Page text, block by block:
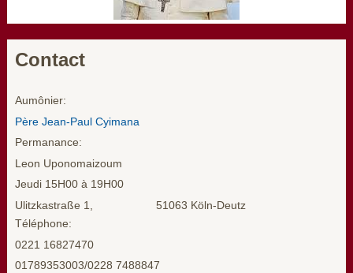
Contact
Aumônier:
Père Jean-Paul Cyimana
Permanance:
Leon Uponomaizoum
Jeudi 15H00 à 19H00
Ulitzkastraße 1, 51063 Köln-Deutz
Téléphone:
0221 16827470
01789353003/0228 7488847